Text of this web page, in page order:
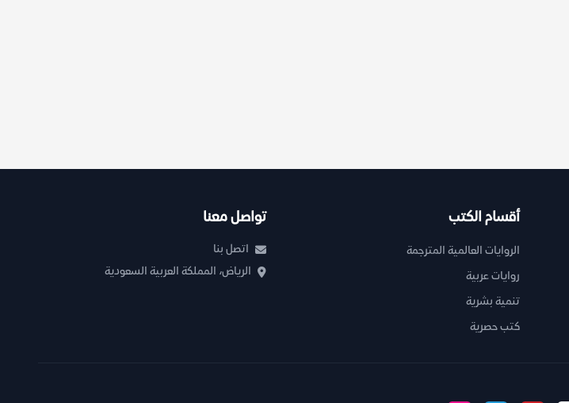
أقسام الكتب
الروايات العالمية المترجمة
روايات عربية
تنمية بشرية
كتب حصرية
تواصل معنا
اتصل بنا
الرياض، المملكة العربية السعودية